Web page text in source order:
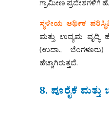
ಗ್ರಾಮೀಣ ಪ್ರದೇಶಗಳಿಗೆ
ಸ್ಥಳೀಯ ಆರ್ಥಿಕ
ಮತ್ತು ಉದ್ಯಮ ವೃದ್ಧಿ
(ಉದಾ., ಬೆಂಗಳೂರು)
ಹೆಚ್ಚಾಗಿರುತ್ತದೆ.
8. ಪೂರೈಕೆ ಮತ್ತು